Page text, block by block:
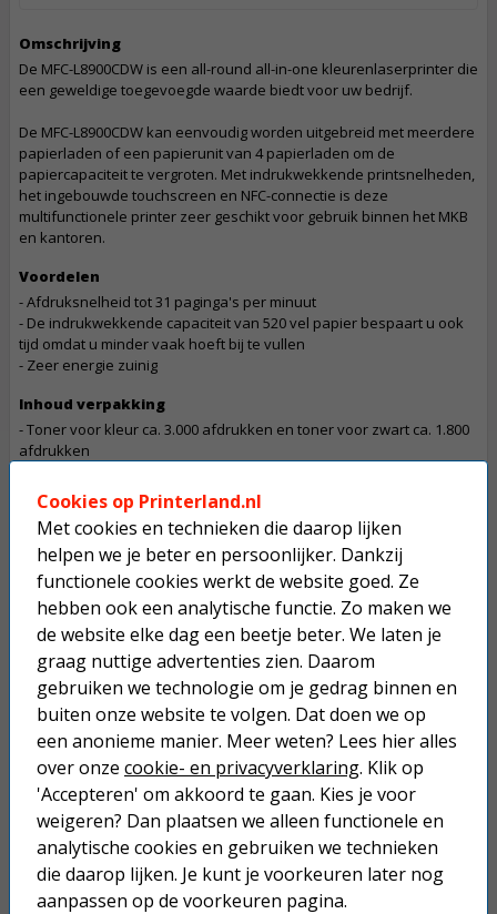
Omschrijving
De MFC-L8900CDW is een all-round all-in-one kleurenlaserprinter die
een geweldige toegevoegde waarde biedt voor uw bedrijf.
De MFC-L8900CDW kan eenvoudig worden uitgebreid met meerdere
papierladen of een papierunit van 4 papierladen om de
papiercapaciteit te vergroten. Met indrukwekkende printsnelheden,
het ingebouwde touchscreen en NFC-connectie is deze
multifunctionele printer zeer geschikt voor gebruik binnen het MKB
en kantoren.
Voordelen
- Afdruksnelheid tot 31 paginga's per minuut
- De indrukwekkende capaciteit van 520 vel papier bespaart u ook
tijd omdat u minder vaak hoeft bij te vullen
- Zeer energie zuinig
Inhoud verpakking
- Toner voor kleur ca. 3.000 afdrukken en toner voor zwart ca. 1.800
afdrukken
- Installatie instructies
- Stroomkabel
Let op
De betaling van een bestelling die dit product bevat gaat in overleg
Dit product mag maximaal 1 keer besteld worden.
Op werkdagen voor 22:30 uur besteld, morgen in huis.
Superscherpe prijzen!
Niet goed geld terug.
Gratis verzending boven € 25,-
Betaal binnen 14 dagen na aankoop
Cookies op Printerland.nl
Met cookies en technieken die daarop lijken
helpen we je beter en persoonlijker. Dankzij
functionele cookies werkt de website goed. Ze
hebben ook een analytische functie. Zo maken we
de website elke dag een beetje beter. We laten je
graag nuttige advertenties zien. Daarom
gebruiken we technologie om je gedrag binnen en
buiten onze website te volgen. Dat doen we op
een anonieme manier. Meer weten? Lees hier alles
over onze cookie- en privacyverklaring. Klik op
'Accepteren' om akkoord te gaan. Kies je voor
weigeren? Dan plaatsen we alleen functionele en
analytische cookies en gebruiken we technieken
die daarop lijken. Je kunt je voorkeuren later nog
aanpassen op de voorkeuren pagina.